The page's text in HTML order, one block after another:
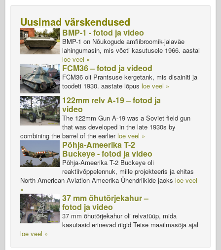
Uusimad värskendused
BMP-1 - fotod ja video
BMP-1 on Nõukogude amfiibroomik-jalaväe
lahingumasin, mis võeti kasutusele 1966. aastal
loe veel »
FCM36 – fotod ja videod
FCM36 oli Prantsuse kergetank, mis disainiti ja
toodeti 1930. aastate lõpus loe veel »
122mm relv A-19 – fotod ja
video
The 122mm Gun A-19 was a Soviet field gun
that was developed in the late 1930s by
combining the barrel of the earlier loe veel »
Põhja-Ameerika T-2
Buckeye - fotod ja video
Põhja-Ameerika T-2 Buckeye oli
reaktiivõppelennuk, mille projekteeris ja ehitas
North American Aviation Ameerika Ühendriikide jaoks loe veel
»
37 mm õhutõrjekahur –
fotod ja video
37 mm õhutõrjekahur oli relvatüüp, mida
kasutasid erinevad riigid Teise maailmasõja ajal
loe veel »